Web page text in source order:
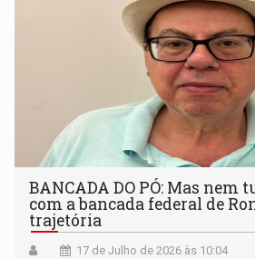
BANCADA DO PÓ: Mas nem
com a bancada federal de
trajetória
17 de Julho de 2026 às 10:04